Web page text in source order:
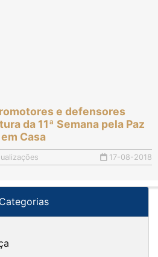
e defensores
da 11ª Semana pela Paz
em Casa
17-08-2018
Categorias